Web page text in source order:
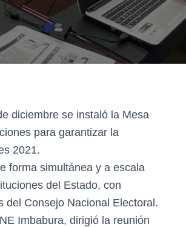
diciembre se instaló la Mesa
para garantizar la
2021.
forma simultánea y a escala
del Estado, con
del Consejo Nacional Electoral.
Imbabura, dirigió la reunión